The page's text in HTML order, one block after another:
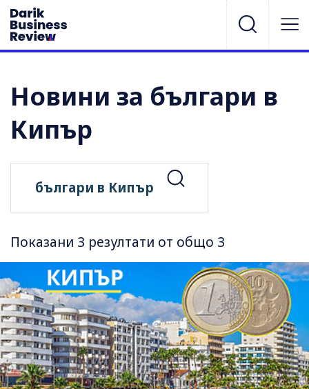
Новини за българи в
Кипър
Показани 3 резултати от общо 3